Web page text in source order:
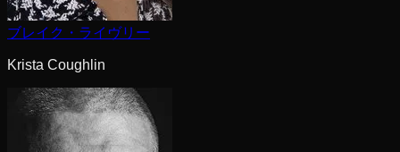
ブレイク・ライヴリー
Krista Coughlin